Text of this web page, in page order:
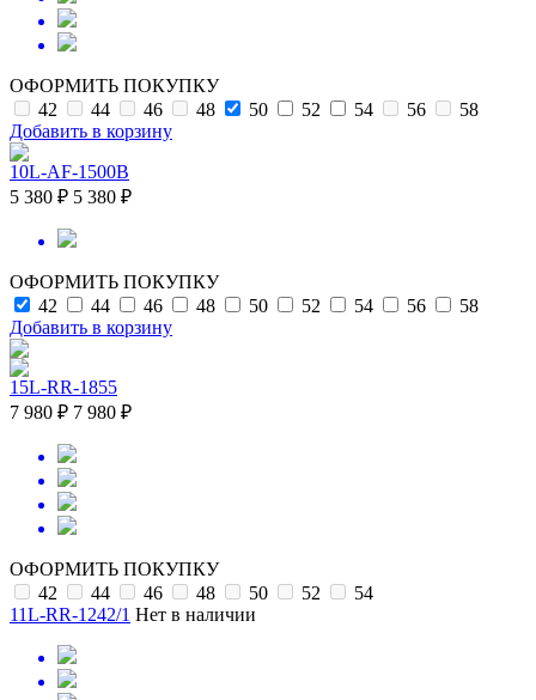
ОФОРМИТЬ ПОКУПКУ
42
44 46 48 50 52 54 56
58
Добавить в корзину
10L-AF-1500B
5 380 ₽ 5 380 ₽
ОФОРМИТЬ ПОКУПКУ
42
44 46 48 50 52 54 56
58
Добавить в корзину
15L-RR-1855
7 980 ₽ 7 980 ₽
ОФОРМИТЬ ПОКУПКУ
42
44 46 48 50 52
54
11L-RR-1242/1 Нет в наличии